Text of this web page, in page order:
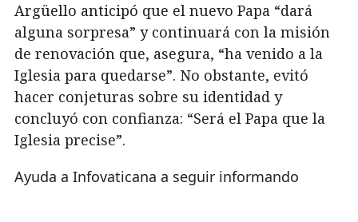
Argüello anticipó que el nuevo Papa “dará
alguna sorpresa” y continuará con la misión
de renovación que, asegura, “ha venido a la
Iglesia para quedarse”. No obstante, evitó
hacer conjeturas sobre su identidad y
concluyó con confianza: “Será el Papa que la
Iglesia precise”.
Ayuda a Infovaticana a seguir informando